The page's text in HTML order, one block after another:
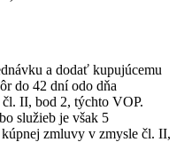
a dodať kupujúcemu
do 42 dní odo dňa
II, bod 2, týchto VOP.
služieb je však 5
zmluvy v zmysle čl. II,